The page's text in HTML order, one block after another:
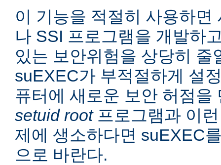
이 기능을 적절히 사용하면
나 SSI 프로그램을 개발하
있는 보안위험을 상당히 줄
suEXEC가 부적절하게 설
퓨터에 새로운 보안 허점을
setuid root프로그램과 이
제에 생소하다면 suEXEC
으로 바란다.